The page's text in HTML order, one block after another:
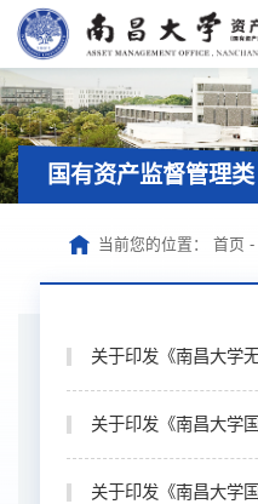
国有资产监督管理类
当前您的位置： 首页 -